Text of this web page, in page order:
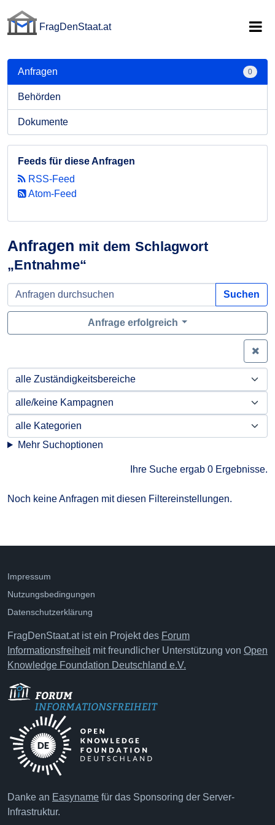
FragDenStaat.at
Anfragen mit dem Schlagwort
„Entnahme“
Suchen
Anfrage erfolgreich
Mehr Suchoptionen
Ihre Suche ergab 0 Ergebnisse.
Noch keine Anfragen mit diesen Filtereinstellungen.
Anfragen 0
Behörden
Dokumente
Feeds für diese Anfragen
RSS-Feed
Atom-Feed
Impressum
Nutzungsbedingungen
Datenschutzerklärung
FragDenStaat.at ist ein Projekt des Forum
Informationsfreiheitmit freundlicher Unterstützung von Open
Knowledge Foundation Deutschland e.V.
Danke an Easyname für das Sponsoring der Server-
Infrastruktur.